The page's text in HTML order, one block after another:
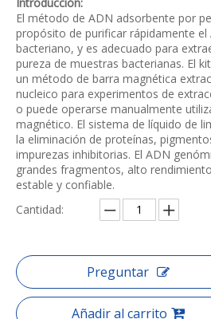
Introducción:
El método de ADN adsorbente por
propósito de purificar rápidamente
bacteriano, y es adecuado para
pureza de muestras bacterianas. El
un método de barra magnética
nucleico para experimentos de
o puede operarse manualmente
magnético. El sistema de líquido de
la eliminación de proteínas,
impurezas inhibitorias. El ADN
grandes fragmentos, alto
estable y confiable.
Cantidad:
Preguntar
Añadir al carrito